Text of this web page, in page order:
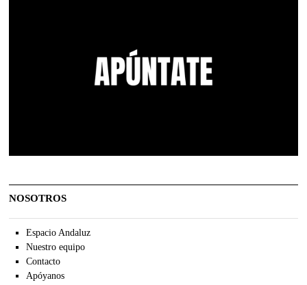
NOSOTROS
Espacio Andaluz
Nuestro equipo
Contacto
Apóyanos